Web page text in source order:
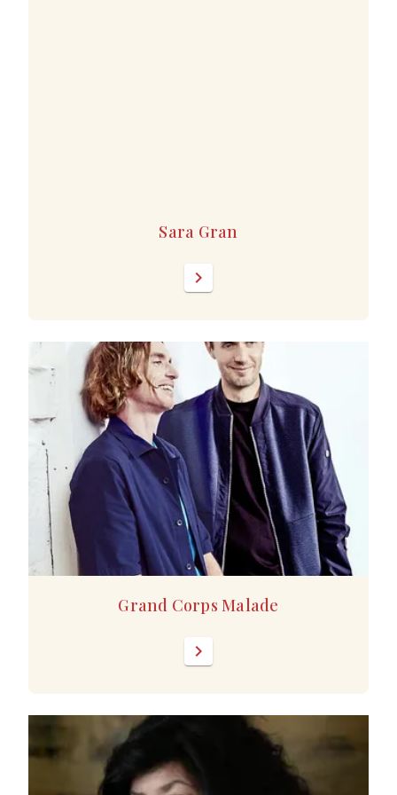
Sara Gran
chevron_right
Grand Corps Malade
chevron_right